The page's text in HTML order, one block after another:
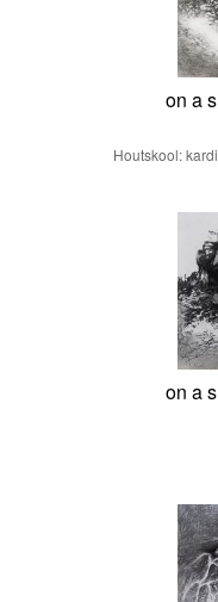
on a
Houtskool:
on a